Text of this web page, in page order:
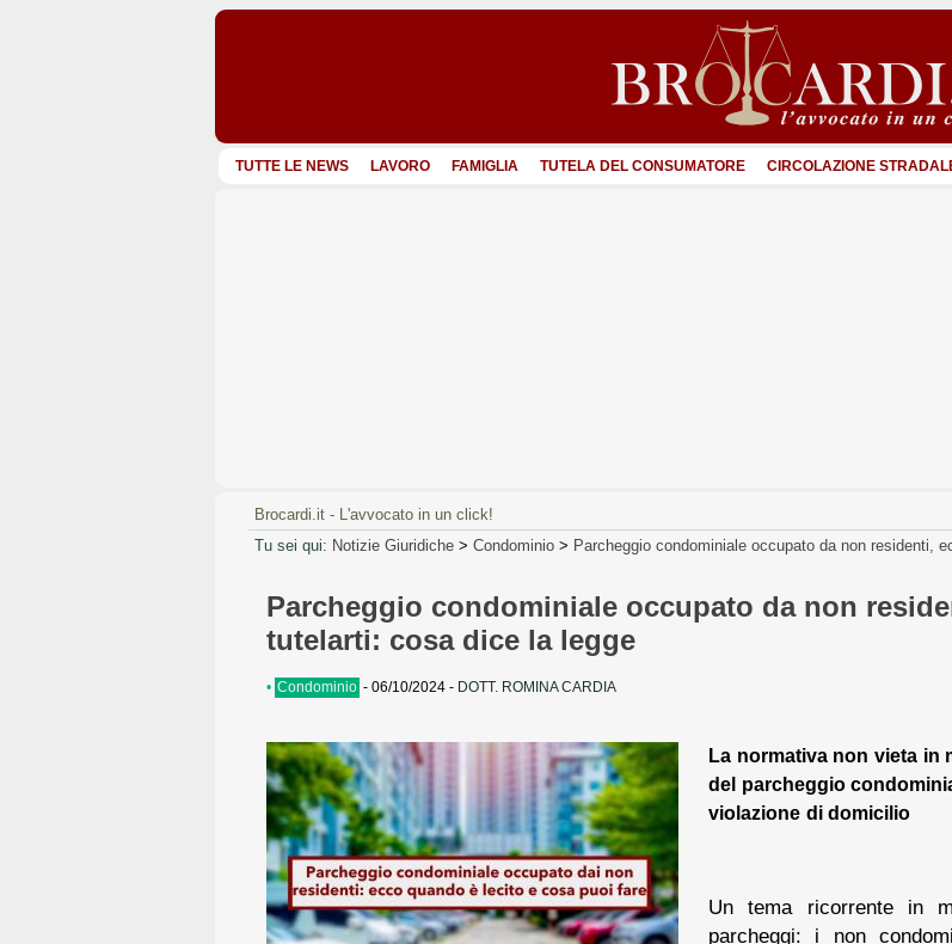
TUTTE LE NEWS LAVORO FAMIGLIA TUTELA DEL CONSUMATORE CIRCOLAZIONE
Brocardi.it - L'avvocato in un click!
Tu sei qui: Notizie Giuridiche > Condominio > Parcheggio condominiale occupato da non residenti,
Parcheggio condominiale occupato da non
tutelarti: cosa dice la legge
• Condominio - 06/10/2024 - DOTT. ROMINA CARDIA
La normativa non vieta
del parcheggio
violazione di domicilio
Un tema ricorrente in
parcheggi: i non